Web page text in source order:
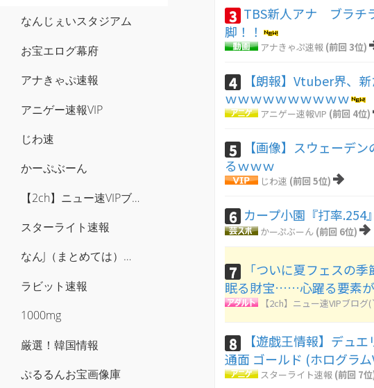
3 TBS新人アナ ブラチ
脚！！
アナきゃぷ速報 (前回 3位)
4
【朗報】Vtuber界、
ｗｗｗｗｗｗｗｗｗｗ
アニゲー速報VIP (前回 4位)
5
【画像】スウェーデ
るｗｗｗ
じわ速 (前回 5位)
6 カープ小園『打率
かーぷぶーん (前回 6位)
7
「ついに夏フェスの
眠る財宝……心躍る要素が
【2ch】ニュー速VIPブロ
8
【遊戯王情報】デュ
通面 ゴールド (ホログラム
スターライト速報 (前回 7
なんじぇいスタジアム
お宝エログ幕府
アナきゃぷ速報
アニゲー速報VIP
じわ速
かーぷぶーん
【2ch】ニュー速VIPブログ(`･ω･´)
スターライト速報
なんJ（まとめては）いかんのか？
ラビット速報
1000mg
厳選！韓国情報
ぷるるんお宝画像庫